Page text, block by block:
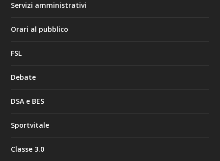
Servizi amministrativi
Orari al pubblico
FSL
Debate
DSA e BES
Sportvitale
Classe 3.0